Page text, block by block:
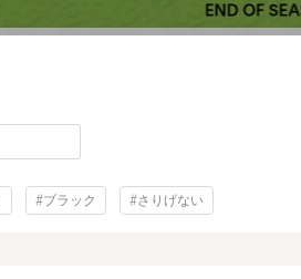
#ブラック #さりげない